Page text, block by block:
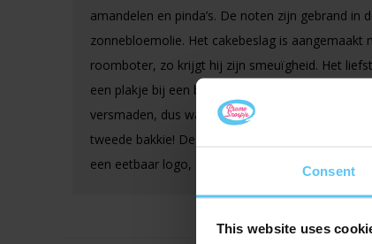
Consent
This website uses
amandelen en pinda’s. De noten zijn gebrand in
zonnebloemolie. Het cakebeslag is aangemaakt
roomboter, zo krijgt hij zijn smeuïgheid. Het
een plakje bij een bakje thee of koffie. Maar hij is
versmaden, dus waarschijnlijk pak je ook een
tweede bakkie! De brievenbustaart wordt
een eetbaar logo, gedrukt met eetbare inkt op